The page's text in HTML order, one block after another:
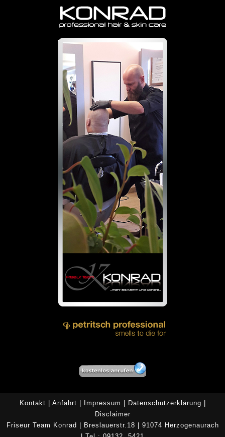
Kontakt | Anfahrt | Impressum | Datenschutzerklärung |
Disclaimer
Friseur Team Konrad | Breslauerstr.18 | 91074 Herzogenaurach